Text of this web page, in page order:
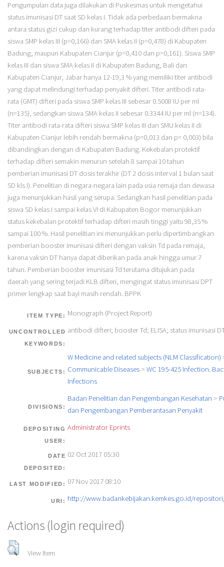
Pengumpulan data juga dilakukan di Puskesmas untuk mengetahui
status imunisasi DT saat SD kelas I. Tidak ada perbedaan bermakna
antara status gizi cukup dan kurang terhadap titer antibodi difteri pada
siswa SMP kelas III (p=0,166) dan SMA kelas II (p=0,478) di Kabupaten
Badung, maupun Kabupaten Cianjur (p=0,410 dan p=0,161). Siswa SMP
kelas III dan siswa SMA kelas II di Kabupaten Badung, Bali dan
Kabupaten Cianjur, Jabar hanya 12-19,3 % yang memiliki titer antibodi
yang dapat melindungi terhadap penyakit difteri. Titer antibodi rata-
rata (GMT) difteri pada siswa SMP kelas III sebesar 0.5008 IU per ml
(n=135), sedangkan siswa SMA kelas II sebesar 0.3344 IU per ml (n=134).
Titer antibodi rata-rata difteri siswa SMP kelas III dan SMU kelas II di
Kabupaten Cianjur lebih rendah bermakna (p=0,013 dan p= 0,003) bila
dibandingkan dengan di Kabupaten Badung. Kekebalan protektif
terhadap difteri semakin menurun setelah 8 sampai 10 tahun
pemberian imunisasi DT dosis terakhir (DT 2 dosis interval 1 bulan saat
SD kls I). Penelitian di negara-negara lain pada usia remaja dan dewasa
juga menunjukkan hasil yang serupa. Sedangkan hasil penelitian pada
siswa SD kelas I sampai kelas VI di Kabupaten Bogor menunjukkan
status kekebalan protektif terhadap difteri masih tinggi yaitu 98,35 %
sampai 100 %. Hasil penelitian ini menunjukkan perlu dipertimbangkan
pemberian booster imunisasi difteri dengan vaksin Td pada remaja,
karena vaksin DT hanya dapat diberikan pada anak hingga umur 7
tahun. Pemberian booster imunisasi Td terutama ditujukan pada
daerah yang sering terjadi KLB difteri, mengingat status imunisasi DPT
primer lengkap saat bayi masih rendah. BPPK
ITEM TYPE: Monograph (Project Report)
UNCONTROLLED
KEYWORDS:
antibodi difteri; booster Td; ELISA; status imunisasi
SUBJECTS:
W Medicine and related subjects (NLM Classification)
Communicable Diseases> WC 195-425 Infection.
Infections
DIVISIONS:
Badan Penelitian dan Pengembangan Kesehatan >
dan Pengembangan Pemberantasan Penyakit
DEPOSITING
USER:
Administrator Eprints
DATE
DEPOSITED:
02 Oct 2017 05:30
LAST MODIFIED: 07 Nov 2017 08:10
URI: http://www.badankebijakan.kemkes.go.id/
Actions (login required)
View Item